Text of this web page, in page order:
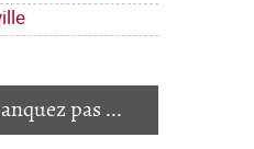
pas ...